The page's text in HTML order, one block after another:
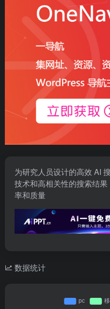
为研究人员设计的高效 AI
技术和高相关性的搜索结
率和质量
数据统计